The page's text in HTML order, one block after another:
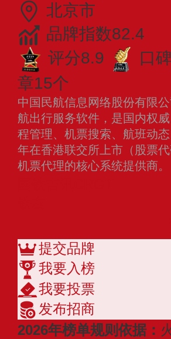
北京市
品牌指数82.4
评分8.9
口
章15个
中国民航信息网络股份有限
航出行服务软件，是国内权
程管理、机票搜索、航班动
年在香港联交所上市（股票
机票代理的核心系统提供商。
提交品牌
我要入榜
我要投票
发布招商
2026年榜单规则依据：